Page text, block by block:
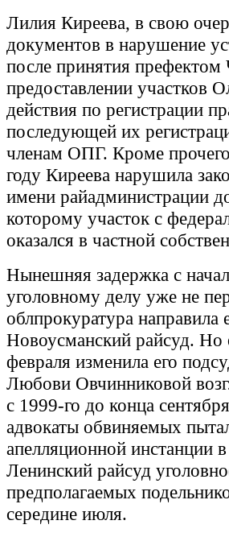
Лилия Киреева, в свою
документов в нарушение
после принятия
предоставлении участков
действия по регистрации
последующей их
членам ОПГ. Кроме
году Киреева нарушила
имени райадминистрации
которому участок с
оказался в частной
Нынешняя задержка с
уголовному делу уже не
облпрокуратура направила
Новоусманский райсуд. Но
февраля изменила его
Любови Овчинниковой
с 1999-го до конца
адвокаты обвиняемых
апелляционной инстанции
Ленинский райсуд
предполагаемых
середине июля.